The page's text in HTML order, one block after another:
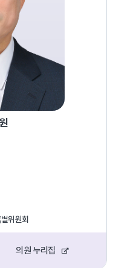
위원회
의원 누리집